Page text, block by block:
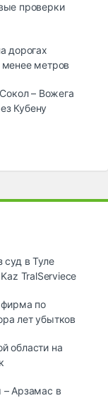
проверки
дорогах
метров
– Вожега
Кубену
суд в Туле
TralServiece
фирма по
лет убытков
области на
Арзамас в